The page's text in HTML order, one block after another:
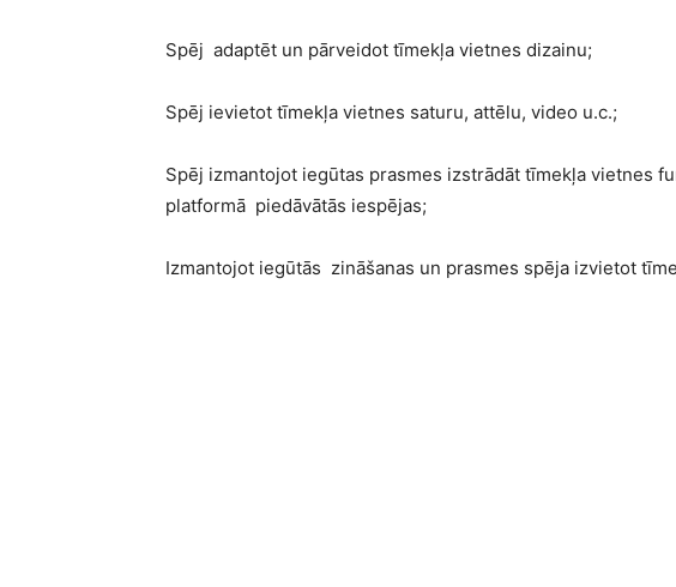
Spēj adaptēt un pārveidot tīmekļa vietnes dizainu;
Spēj ievietot tīmekļa vietnes saturu, attēlu, video u.c.;
Spēj izmantojot iegūtas prasmes izstrādāt tīmekļa vietnes
platformā piedāvātās iespējas;
Izmantojot iegūtās zināšanas un prasmes spēja izvietot